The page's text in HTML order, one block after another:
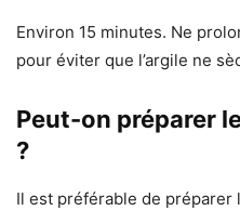
Environ 15 minutes. Ne
pour éviter que l’argile ne
Peut-on préparer
?
Il est préférable de préparer